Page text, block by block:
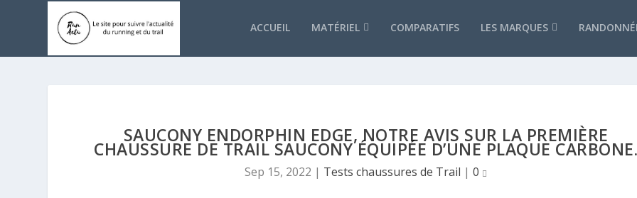
ACCUEIL MATÉRIEL COMPARATIFS LES MARQUES
SAUCONY ENDORPHIN EDGE, NOTRE AVIS SUR LA PREMIÈRE
CHAUSSURE DE TRAIL SAUCONY ÉQUIPÉE D’UNE PLAQUE
Sep 15, 2022 | Tests chaussures de Trail |0